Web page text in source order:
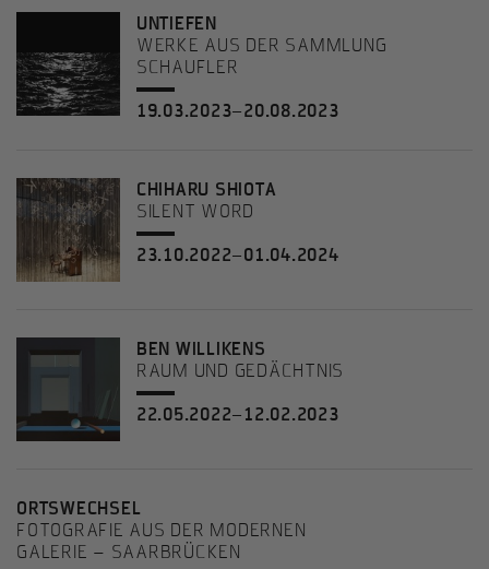
UNTIEFEN
WERKE AUS DER SAMMLUNG
SCHAUFLER
19.03.2023–20.08.2023
CHIHARU SHIOTA
SILENT WORD
23.10.2022–01.04.2024
BEN WILLIKENS
RAUM UND GEDÄCHTNIS
22.05.2022–12.02.2023
ORTSWECHSEL
FOTOGRAFIE AUS DER MODERNEN
GALERIE – SAARBRÜCKEN